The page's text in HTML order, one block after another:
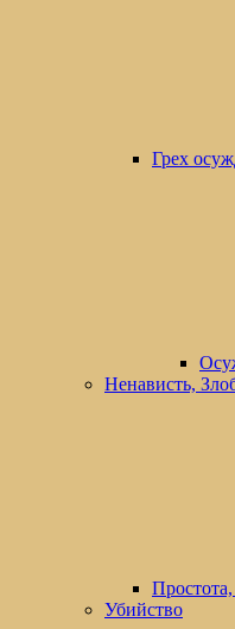
Грех
Ненависть,
Убийство